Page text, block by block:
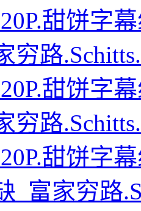
甜饼字
穷路
甜饼字
穷路
甜饼字
富家穷路